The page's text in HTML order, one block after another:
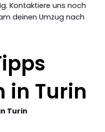
Kontaktiere uns noch
deinen Umzug nach
in Turin
Turin